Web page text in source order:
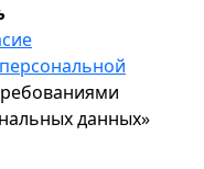
данных»